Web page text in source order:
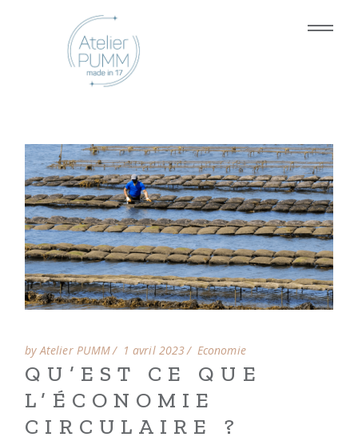
by Atelier PUMM 1 avril 2023 Economie
QU’EST CE QUE
L’ÉCONOMIE
CIRCULAIRE ?